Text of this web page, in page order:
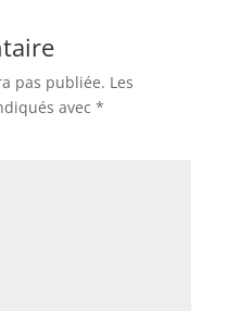
pas publiée. Les
avec *